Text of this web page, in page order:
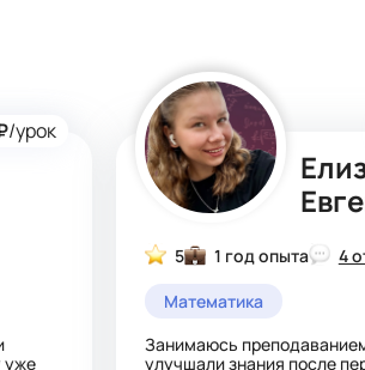
/урок
уже
5 1 год опыта
4
Математика
Занимаюсь
улучшали знания после